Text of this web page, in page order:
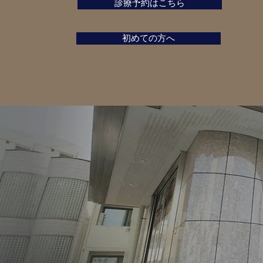
診療予約はこちら
初めての方へ